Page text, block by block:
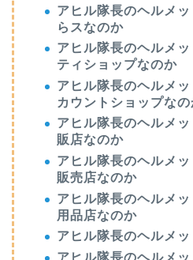
アヒル隊長のヘルメ
らスなのか
アヒル隊長のヘルメ
ティショップなのか
アヒル隊長のヘルメ
カウントショップな
アヒル隊長のヘルメ
販店なのか
アヒル隊長のヘルメ
販売店なのか
アヒル隊長のヘルメ
用品店なのか
アヒル隊長のヘルメ
アヒル隊長のヘルメ